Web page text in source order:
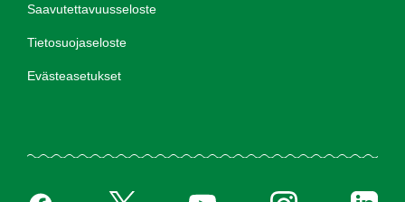
Saavutettavuusseloste
Tietosuojaseloste
Evästeasetukset